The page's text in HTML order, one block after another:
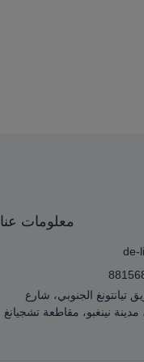
معلومات عنا
رقم 575، طريق تيانتونغ الجنوبي، شارع
نينغبو، مقاطعة تشجيانغ